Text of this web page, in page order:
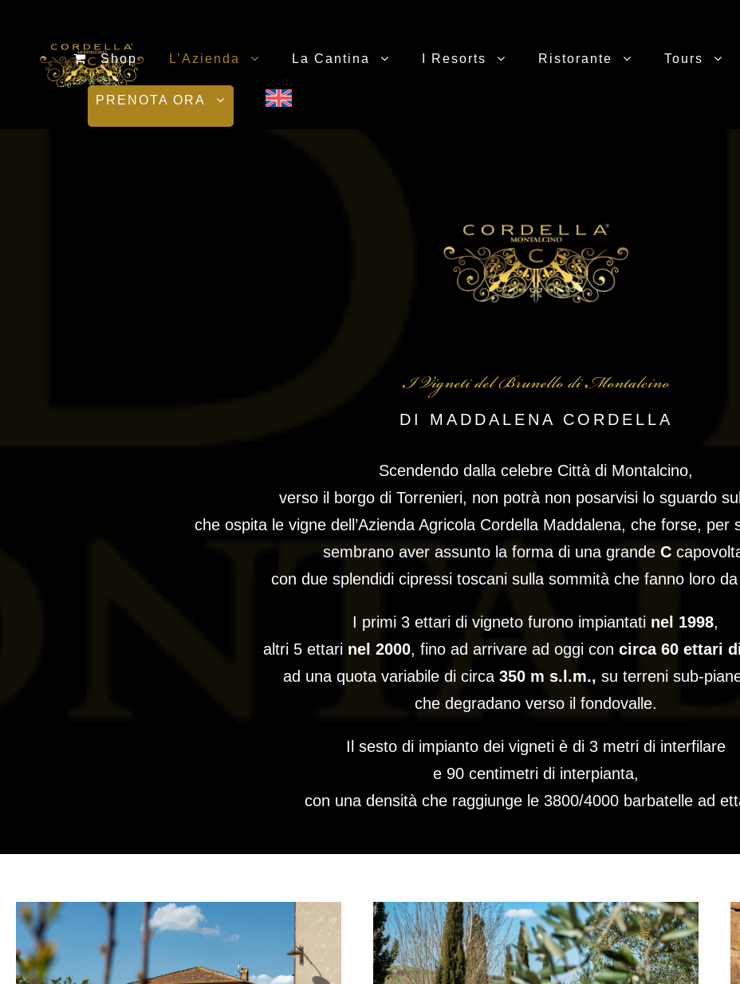
Shop L’Azienda La Cantina I Resorts Ristorante Tours
PRENOTA ORA
I Vigneti del Brunello di Montalcino
DI MADDALENA CORDELLA
Scendendo dalla celebre Città di Montalcino,
verso il borgo di Torrenieri, non potrà non posarvisi lo sguardo
che ospita le vigne dell’Azienda Agricola Cordella Maddalena, che forse, per
sembrano aver assunto la forma di una grande C
con due splendidi cipressi toscani sulla sommità che fanno loro
I primi 3 ettari di vigneto furono impiantati nel 1998,
altri 5 ettari nel 2000, fino ad arrivare ad oggi con circa 60 ettari
ad una quota variabile di circa 350 m s.l.m., su terreni sub-
che degradano verso il fondovalle.
Il sesto di impianto dei vigneti è di 3 metri di interfilare
e 90 centimetri di interpianta,
con una densità che raggiunge le 3800/4000 barbatelle ad